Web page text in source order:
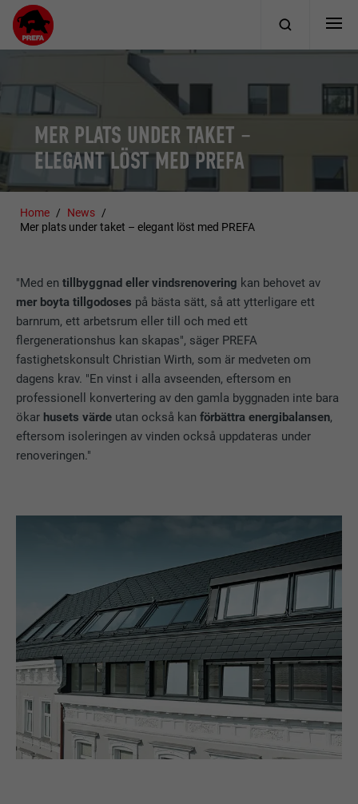
MER PLATS UNDER TAKET –
ELEGANT LÖST MED PREFA
Home
News
Mer plats under taket – elegant löst med PREFA
"Med en tillbyggnad eller vindsrenovering kan behovet av
mer boyta tillgodoses på bästa sätt, så att ytterligare ett
barnrum, ett arbetsrum eller till och med ett
flergenerationshus kan skapas", säger PREFA
fastighetskonsult Christian Wirth, som är medveten om
dagens krav. "En vinst i alla avseenden, eftersom en
professionell konvertering av den gamla byggnaden inte bara
ökar husets värde utan också kan förbättra energibalansen,
eftersom isoleringen av vinden också uppdateras under
renoveringen."